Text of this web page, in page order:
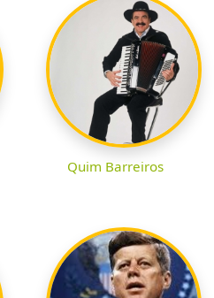
Quim Barreiros